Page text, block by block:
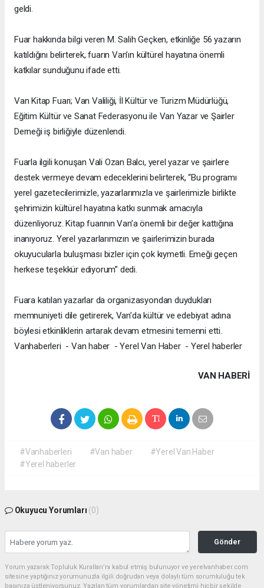
geldi.
Fuar hakkında bilgi veren M. Salih Geçken, etkinliğe 56 yazarın
katıldığını belirterek, fuarın Van’ın kültürel hayatına önemli
katkılar sunduğunu ifade etti.
Van Kitap Fuarı; Van Valiliği, İl Kültür ve Turizm Müdürlüğü,
Eğitim Kültür ve Sanat Federasyonu ile Van Yazar ve Şairler
Derneği iş birliğiyle düzenlendi.
Fuarla ilgili konuşan Vali Ozan Balcı, yerel yazar ve şairlere
destek vermeye devam edeceklerini belirterek, “Bu programı
yerel gazetecilerimizle, yazarlarımızla ve şairlerimizle birlikte
şehrimizin kültürel hayatına katkı sunmak amacıyla
düzenliyoruz. Kitap fuarının Van’a önemli bir değer kattığına
inanıyoruz. Yerel yazarlarımızın ve şairlerimizin burada
okuyucularla buluşması bizler için çok kıymetli. Emeği geçen
herkese teşekkür ediyorum” dedi.
Fuara katılan yazarlar da organizasyondan duydukları
memnuniyeti dile getirerek, Van’da kültür ve edebiyat adına
böylesi etkinliklerin artarak devam etmesini temenni etti.
Vanhaberleri - Van haber - Yerel Van Haber - Yerel haberler
VAN HABERİ
#Vanhaberleri #Van haber
#Yerel Van Haber
#Yerel haberler
Okuyucu Yorumları (0)
Gönder
Yorum yazarak Topluluk Kuralları’nı kabul etmiş bulunuyor ve yerelvanhaber.com
sitesine yaptığınız yorumunuzla ilgili doğrudan veya dolaylı tüm sorumluluğu tek
başınıza üstleniyorsunuz. Yazılan tüm yorumlardan site yönetimi hiçbir şekilde